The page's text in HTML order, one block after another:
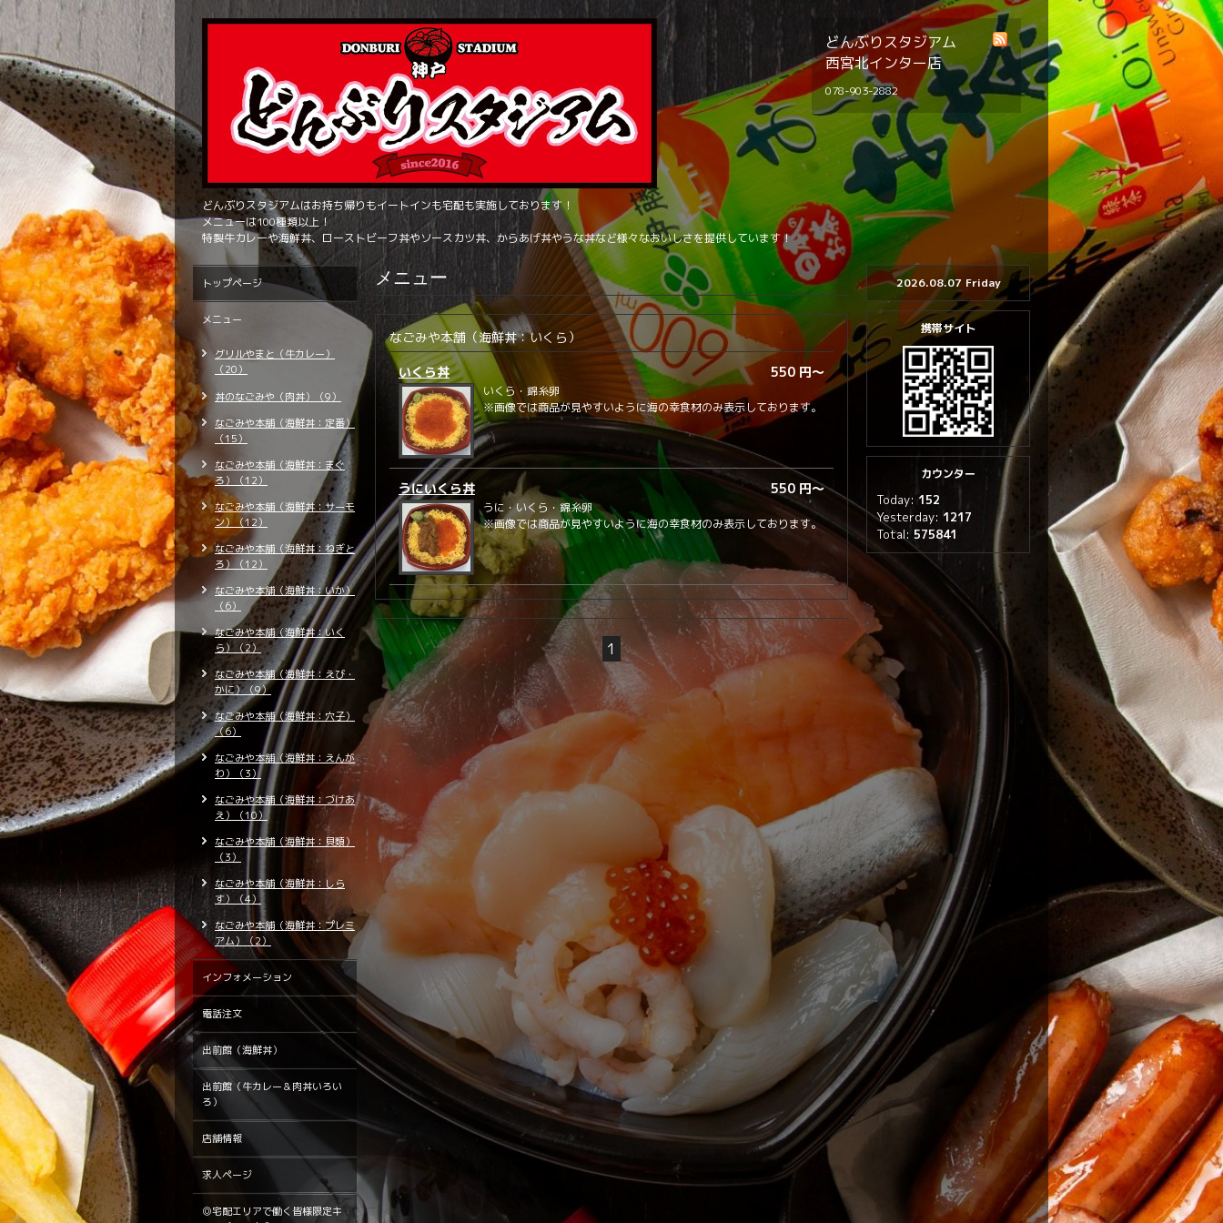
どんぶりスタジアム
西宮北インター店
078-903-2882
どんぶりスタジアムはお持ち帰りもイートインも宅配も実施しております！
メニューは100種類以上！
特製牛カレーや海鮮丼、ローストビーフ丼やソースカツ丼、からあげ丼やうな丼など様々なおいしさを提供しています！
メニュー
なごみや本舗（海鮮丼：いくら）
550 円～
いくら丼
いくら・錦糸卵
※画像では商品が見やすいように海の幸食材のみ表示しております。
550 円～
うにいくら丼
うに・いくら・錦糸卵
※画像では商品が見やすいように海の幸食材のみ表示しております。
1
トップページ
メニュー
グリルやまと（牛カレー）
（20）
丼のなごみや（肉丼）（9）
なごみや本舗（海鮮丼：定番）
（15）
なごみや本舗（海鮮丼：まぐ
ろ）（12）
なごみや本舗（海鮮丼：サーモ
ン）（12）
なごみや本舗（海鮮丼：ねぎと
ろ）（12）
なごみや本舗（海鮮丼：いか）
（6）
なごみや本舗（海鮮丼：いく
ら）（2）
なごみや本舗（海鮮丼：えび・
かに）（9）
なごみや本舗（海鮮丼：穴子）
（6）
なごみや本舗（海鮮丼：えんが
わ）（3）
なごみや本舗（海鮮丼：づけあ
え）（10）
なごみや本舗（海鮮丼：貝類）
（3）
なごみや本舗（海鮮丼：しら
す）（4）
なごみや本舗（海鮮丼：プレミ
アム）（2）
インフォメーション
電話注文
出前館（海鮮丼）
出前館（牛カレー＆肉丼いろい
ろ）
店舗情報
求人ページ
◎宅配エリアで働く皆様限定キ
2026.08.07 Friday
携帯サイト
カウンター
Today:152
Yesterday: 1217
Total: 575841